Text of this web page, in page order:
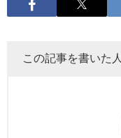
この記事を書いた人